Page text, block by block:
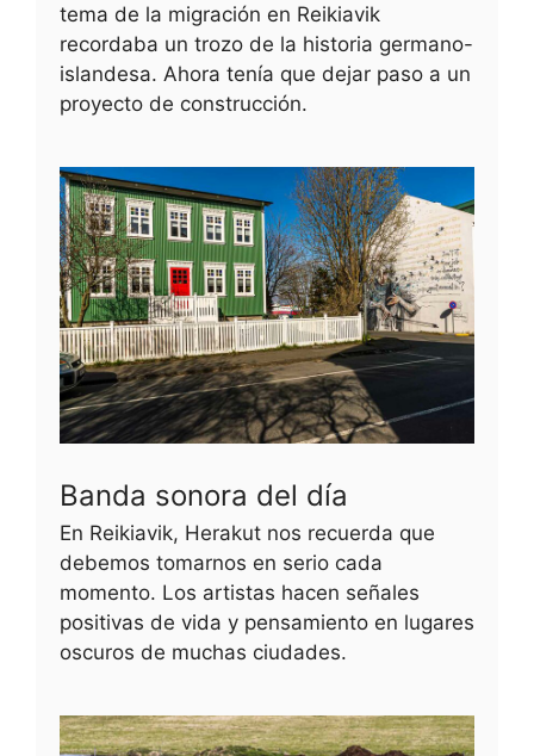
tema de la migración en Reikiavik
recordaba un trozo de la historia germano-
islandesa. Ahora tenía que dejar paso a un
proyecto de construcción.
Banda sonora del día
En Reikiavik, Herakut nos recuerda que
debemos tomarnos en serio cada
momento. Los artistas hacen señales
positivas de vida y pensamiento en lugares
oscuros de muchas ciudades.